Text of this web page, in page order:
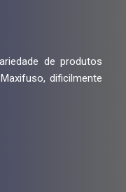
de produtos
dificilmente